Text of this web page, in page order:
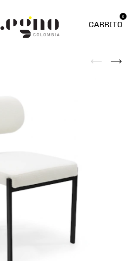
CARRITO
0